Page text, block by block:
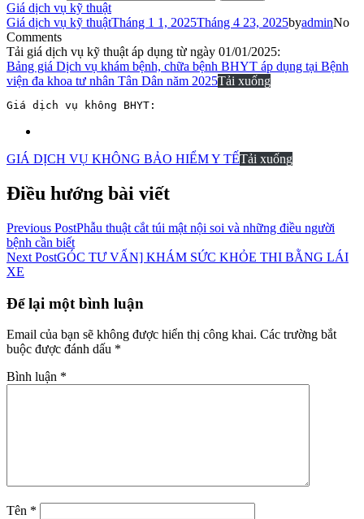
Giá dịch vụ kỹ thuật
Giá dịch vụ kỹ thuậtTháng 1 1, 2025Tháng 4 23, 2025byadminNo
Comments
Tải giá dịch vụ kỹ thuật áp dụng từ ngày 01/01/2025:
Bảng giá Dịch vụ khám bệnh, chữa bệnh BHYT áp dụng tại Bệnh
viện đa khoa tư nhân Tân Dân năm 2025Tải xuống
Giá dịch vụ không BHYT:
GIÁ DỊCH VỤ KHÔNG BẢO HIỂM Y TẾTải xuống
Điều hướng bài viết
Previous PostPhẫu thuật cắt túi mật nội soi và những điều người
bệnh cần biết
Next PostGÓC TƯ VẤN] KHÁM SỨC KHỎE THI BẰNG LÁI
XE
Để lại một bình luận
Email của bạn sẽ không được hiển thị công khai. Các trường bắt
buộc được đánh dấu *
Bình luận *
Tên *